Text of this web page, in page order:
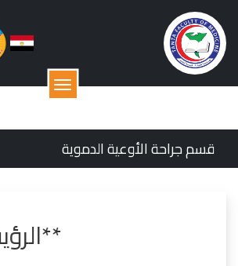
القائمة
قسم جراحة الأوعية الدموية